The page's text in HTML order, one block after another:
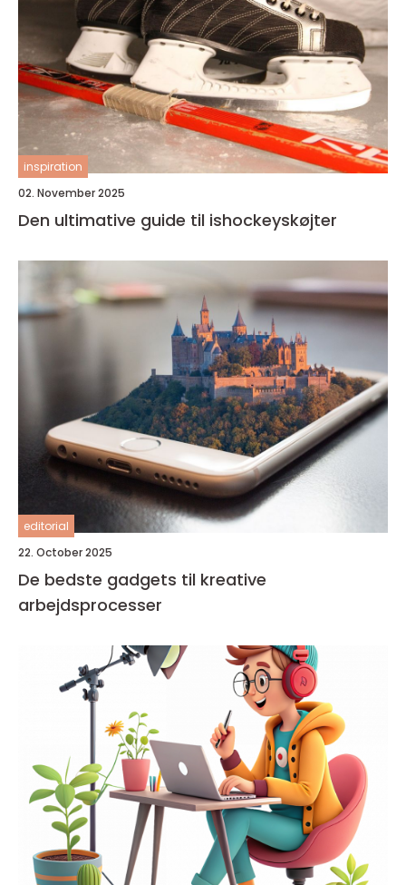
inspiration
02. November 2025
Den ultimative guide til ishockeyskøjter
editorial
22. October 2025
De bedste gadgets til kreative
arbejdsprocesser